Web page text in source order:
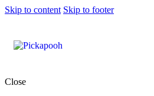
Skip to content Skip to footer
Close